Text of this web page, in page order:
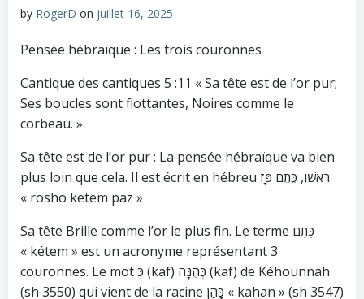
by RogerD on juillet 16, 2025
Pensée hébraïque : Les trois couronnes
Cantique des cantiques 5 :11 « Sa tête est de l’or pur;
Ses boucles sont flottantes, Noires comme le
corbeau. »
Sa tête est de l’or pur : La pensée hébraïque va bien
plus loin que cela. Il est écrit en hébreu רֹאשׁוֹ, כֶּתֶם פָּז
« rosho ketem paz »
Sa tête Brille comme l’or le plus fin. Le terme כֶּתֶם
« kétem » est un acronyme représentant 3
couronnes. Le mot כּ (kaf) כְּהֻנָּה (kaf) de Kéhounnah
(sh 3550) qui vient de la racine כָּהַן « kahan » (sh 3547)